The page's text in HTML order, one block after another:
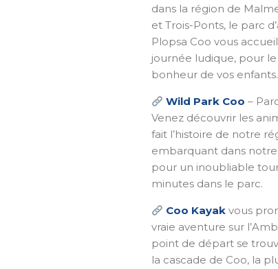
dans la région de
et Trois-Ponts, le parc
Plopsa Coo vous
journée ludique, pour
bonheur de vos enfants.
Wild Park Coo –
Venez découvrir les
fait l’histoire de notre
embarquant dans
pour un inoubliable
minutes dans le parc.
Coo Kayakvous
vraie aventure sur
point de départ se
la cascade de Coo, la